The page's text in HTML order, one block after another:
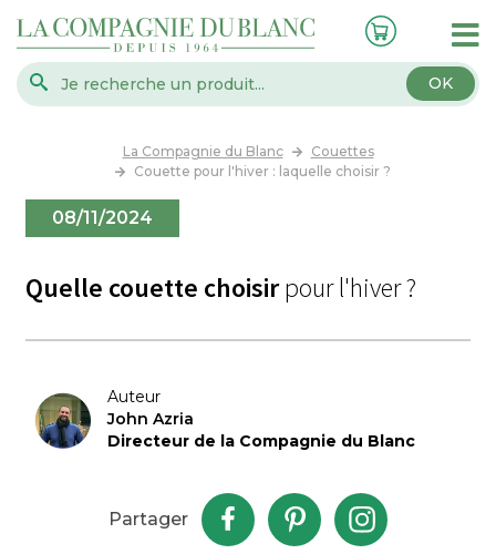
OK
La Compagnie du Blanc
Couettes
Couette pour l'hiver : laquelle choisir ?
08/11/2024
Quelle couette choisirpour l'hiver ?
Auteur
John Azria
Directeur de la Compagnie du Blanc
Partager